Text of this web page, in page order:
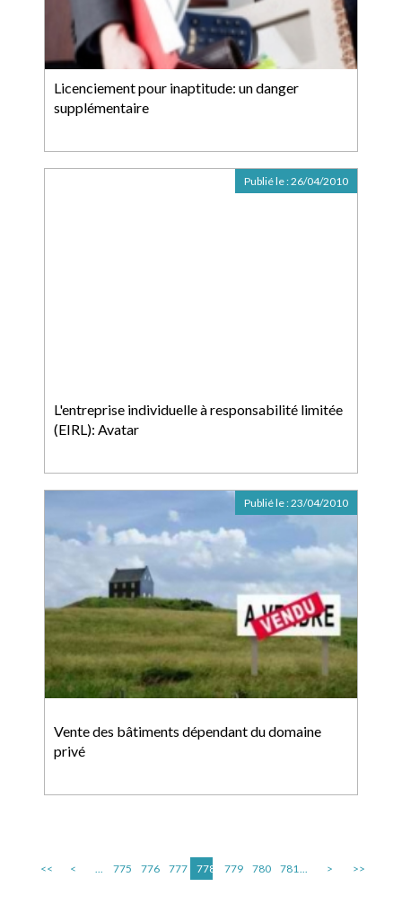
Licenciement pour inaptitude: un danger
supplémentaire
L'entreprise individuelle à responsabilité limitée
(EIRL): Avatar
Publié le :26/04/2010
Vente des bâtiments dépendant du domaine
privé
Publié le :23/04/2010
<< < ... 775 776 777 778 779 780 781... > >>